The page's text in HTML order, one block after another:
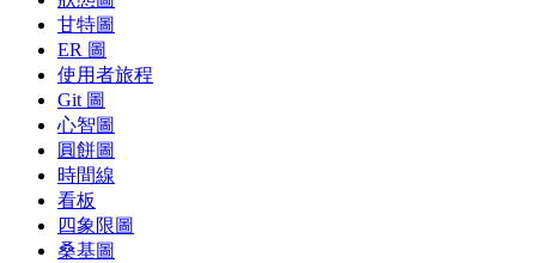
甘特圖
ER 圖
使用者旅程
Git 圖
心智圖
圓餅圖
時間線
看板
四象限圖
桑基圖